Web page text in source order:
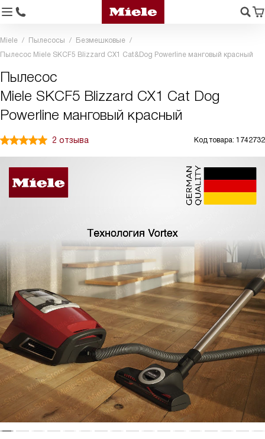
Miele Пылесосы
Безмешковые
Пылесос Miele SKCF5 Blizzard CX1 Cat&Dog Powerline манговый красный
Пылесос
Miele SKCF5 Blizzard CX1 Cat Dog
Powerline манговый красный
2 отзыва Код товара: 1742732